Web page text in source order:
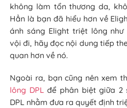
không làm tổn thương da,
Hẳn là bạn đã hiểu hơn về
ánh sáng Elight triệt lông như
vội đi, hãy đọc nội dung tiếp
quan hơn về nó.
Ngoài ra, bạn cũng nên xem
lông DPLđể phân biệt giữa 2
DPL nhằm đưa ra quyết định